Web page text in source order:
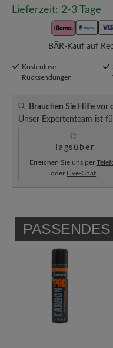
Lieferzeit: 2-3 Tage
BÄR-Kauf auf
Kostenlose
Rücksendungen
Brauchen Sie Hilfe vor
Unser Expertenteam ist
Tagsüber
Erreichen Sie uns per
oder Live-Chat